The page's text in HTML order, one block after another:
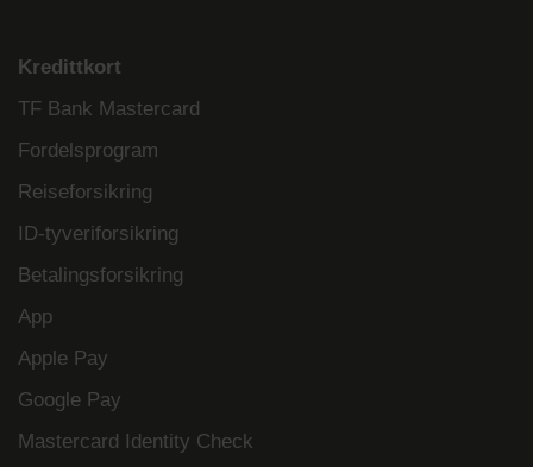
Kredittkort
TF Bank Mastercard
Fordelsprogram
Reiseforsikring
ID-tyveriforsikring
Betalingsforsikring
App
Apple Pay
Google Pay
Mastercard Identity Check